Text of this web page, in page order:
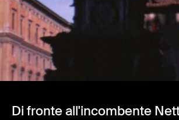
Di fronte all'incombente